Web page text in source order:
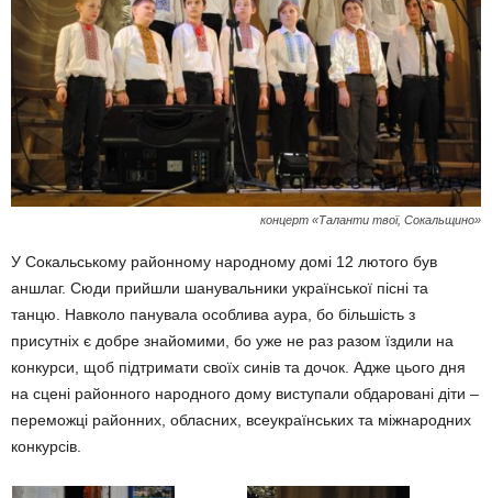
концерт «Таланти твої, Сокальщино»
У Сокальському районному народному домі 12 лютого був
аншлаг. Сюди прийшли шанувальники української пісні та
танцю. Навколо панувала особлива аура, бо більшість з
присутніх є добре знайомими, бо уже не раз разом їздили на
конкурси, щоб підтримати своїх синів та дочок. Адже цього дня
на сцені районного народного дому виступали обдаровані діти –
переможці районних, обласних, всеукраїнських та міжнародних
конкурсів.